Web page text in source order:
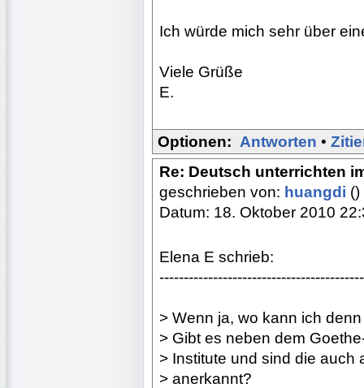
Ich würde mich sehr über
Viele Grüße
E.
Optionen: Antworten •
Re: Deutsch unterrichten
geschrieben von: huangdi ()
Datum: 18. Oktober 2010
Elena E schrieb:
> Wenn ja, wo kann ich
> Gibt es neben dem
> Institute und sind die auch
> anerkannt?